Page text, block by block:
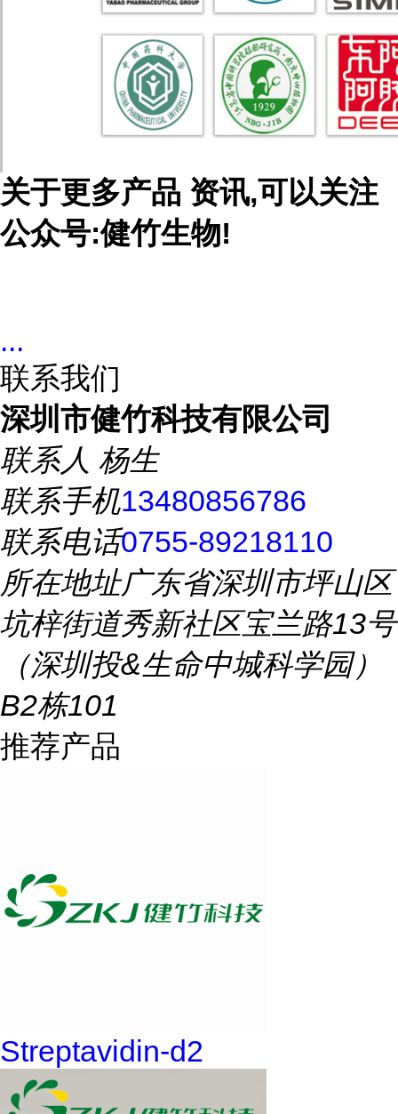
关于更多产品 资讯,可以关注
公众号:健竹生物!
...
联系我们
深圳市健竹科技有限公司
联系人 杨生
联系手机13480856786
联系电话0755-89218110
所在地址广东省深圳市坪山区
坑梓街道秀新社区宝兰路13号
（深圳投&生命中城科学园）
B2栋101
推荐产品
Streptavidin-d2